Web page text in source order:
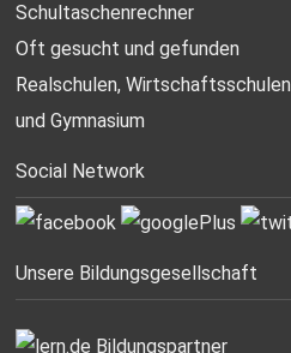
Schultaschenrechner
Oft gesucht und gefunden
Realschulen,Wirtschaftsschulen
und Gymnasium
Social Network
Unsere Bildungsgesellschaft